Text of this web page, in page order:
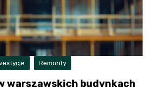
Remonty
warszawskich budynkach